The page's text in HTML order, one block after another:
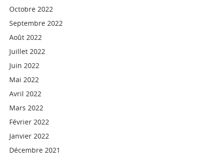
Octobre 2022
Septembre 2022
Août 2022
Juillet 2022
Juin 2022
Mai 2022
Avril 2022
Mars 2022
Février 2022
Janvier 2022
Décembre 2021